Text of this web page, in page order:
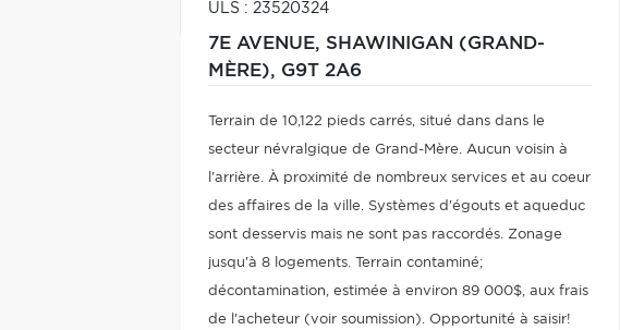
ULS : 23520324
7E AVENUE, SHAWINIGAN (GRAND-
MÈRE), G9T 2A6
Terrain de 10,122 pieds carrés, situé dans dans le
secteur névralgique de Grand-Mère. Aucun voisin à
l'arrière. À proximité de nombreux services et au coeur
des affaires de la ville. Systèmes d'égouts et aqueduc
sont desservis mais ne sont pas raccordés. Zonage
jusqu'à 8 logements. Terrain contaminé;
décontamination, estimée à environ 89 000$, aux frais
de l'acheteur (voir soumission). Opportunité à saisir!